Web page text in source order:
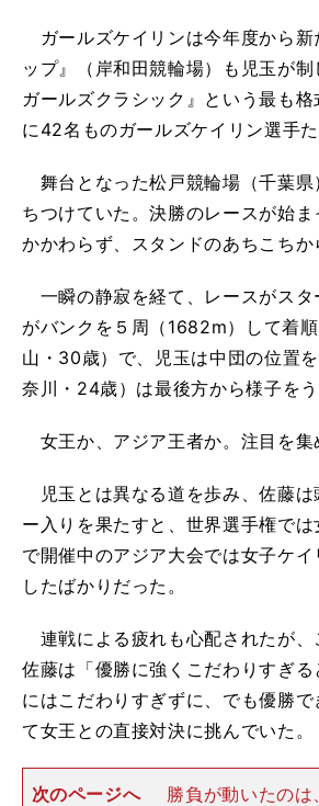
ガールズケイリンは今年度から新
ップ』（岸和田競輪場）も児玉が
ガールズクラシック』という最も
に42名ものガールズケイリン選手
舞台となった松戸競輪場（千葉
ちつけていた。決勝のレースが始
かかわらず、スタンドのあちこちか
一瞬の静寂を経て、レースがス
がバンクを５周（1682m）して着
山・30歳）で、児玉は中団の位置
奈川・24歳）は最後方から様子をう
女王か、アジア王者か。注目を集
児玉とは異なる道を歩み、佐藤
ー入りを果たすと、世界選手権で
で開催中のアジア大会では女子ケ
したばかりだった。
連戦による疲れも心配されたが、
佐藤は「優勝に強くこだわりすぎ
にはこだわりすぎずに、でも優勝
て女王との直接対決に挑んでいた。
次のページへ
勝負が動いたのは